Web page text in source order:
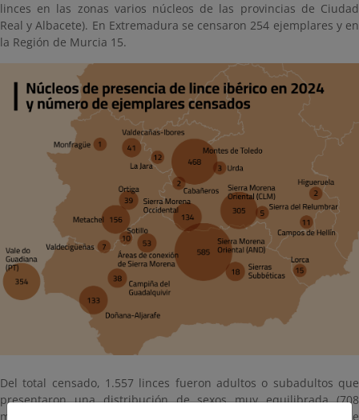
linces en las zonas varios núcleos de las provincias de Ciudad
Real y Albacete). En Extremadura se censaron 254 ejemplares y en
la Región de Murcia 15.
Del total censado, 1.557 linces fueron adultos o subadultos que
presentaron una distribución de sexos muy equilibrada (708
machos y 706 hembras que pudieron ser sexadas). El número de